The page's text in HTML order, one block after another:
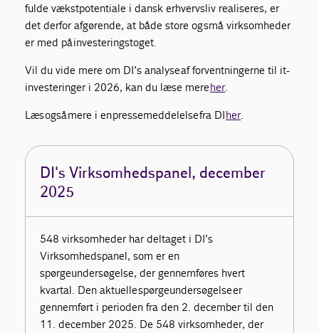
fulde vækstpotentiale i dansk erhvervsliv realiseres, er
det derfor afgørende, at både store og små virksomheder
er med på investeringstoget.
Vil du vide mere om DI’s analyse af forventningerne til it-
investeringer i 2026, kan du læse mereher.
Læs også mere i en pressemeddelelse fra DIher.
DI's Virksomhedspanel, december
2025
548 virksomheder har deltaget i DI’s
Virksomhedspanel, som er en
spørgeundersøgelse, der gennemføres hvert
kvartal. Den aktuellespørgeundersøgelseer
gennemført i perioden fra den 2. december til den
11. december 2025. De 548 virksomheder, der